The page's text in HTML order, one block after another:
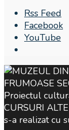
Rss Feed
Facebook
YouTube
Search
Window